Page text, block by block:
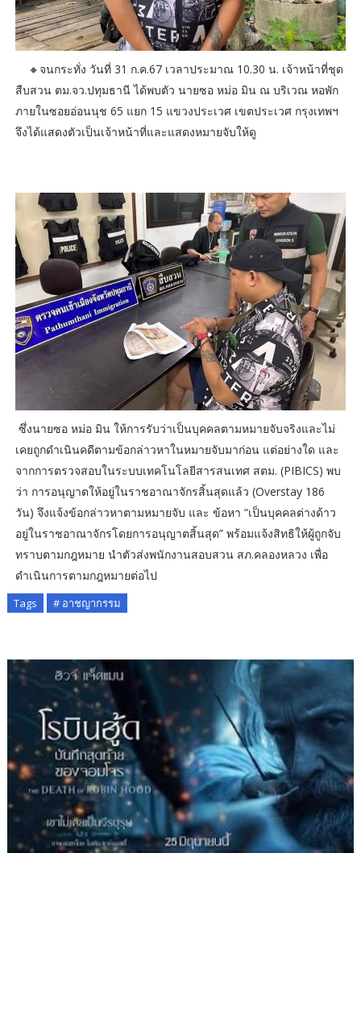
🔸จนกระทั่ง วันที่ 31 ก.ค.67 เวลาประมาณ 10.30 น. เจ้าหน้าที่ชุด
สืบสวน ตม.จว.ปทุมธานี ได้พบตัว นายซอ หม่อ มิน ณ บริเวณ หอพัก
ภายในซอยอ่อนนุช 65 แยก 15 แขวงประเวศ เขตประเวศ กรุงเทพฯ
จึงได้แสดงตัวเป็นเจ้าหน้าที่และแสดงหมายจับให้ดู
ซึ่งนายซอ หม่อ มิน ให้การรับว่าเป็นบุคคลตามหมายจับจริงและไม่
เคยถูกดำเนินคดีตามข้อกล่าวหาในหมายจับมาก่อน แต่อย่างใด และ
จากการตรวจสอบในระบบเทคโนโลยีสารสนเทศ สตม. (PIBICS) พบ
ว่า การอนุญาตให้อยู่ในราชอาณาจักรสิ้นสุดแล้ว (Overstay 186
วัน) จึงแจ้งข้อกล่าวหาตามหมายจับ และ ข้อหา “เป็นบุคคลต่างด้าว
อยู่ในราชอาณาจักรโดยการอนุญาตสิ้นสุด” พร้อมแจ้งสิทธิให้ผู้ถูกจับ
ทราบตามกฎหมาย นำตัวส่งพนักงานสอบสวน สภ.คลองหลวง เพื่อ
ดำเนินการตามกฎหมายต่อไป
Tags # อาชญากรรม